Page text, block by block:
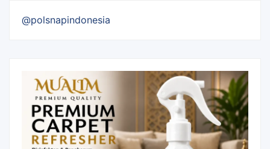
@polsnapindonesia